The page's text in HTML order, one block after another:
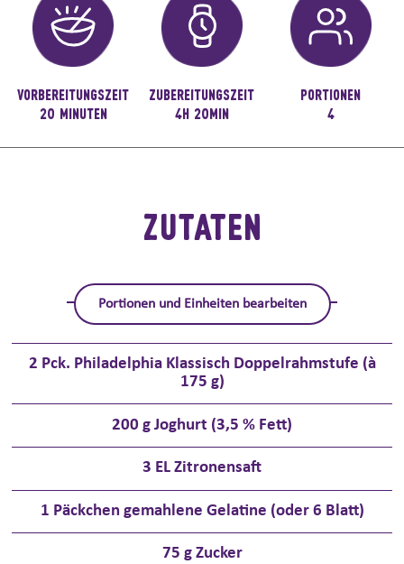
VORBEREITUNGSZEIT
20 MINUTEN
ZUBEREITUNGSZEIT
4H 20MIN
PORTIONEN
4
ZUTATEN
Portionen und Einheiten bearbeiten
2 Pck. Philadelphia Klassisch Doppelrahmstufe (à
175 g)
200 g Joghurt (3,5 % Fett)
3 EL Zitronensaft
1 Päckchen gemahlene Gelatine (oder 6 Blatt)
75 g Zucker